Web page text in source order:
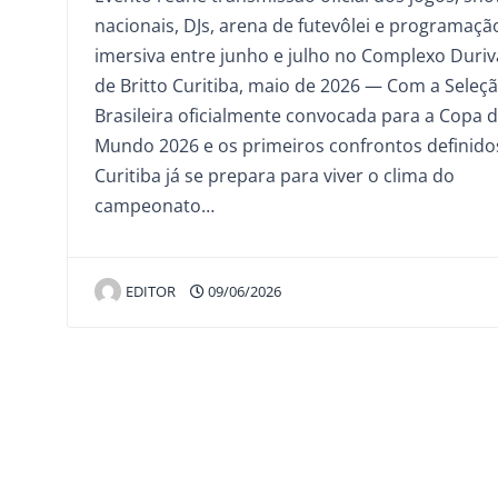
nacionais, DJs, arena de futevôlei e
imersiva entre junho e julho no Complexo
de Britto Curitiba, maio de 2026 — Com a
Brasileira oficialmente convocada para a Copa
Mundo 2026 e os primeiros confrontos
Curitiba já se prepara para viver o clima do
campeonato…
EDITOR 09/06/2026